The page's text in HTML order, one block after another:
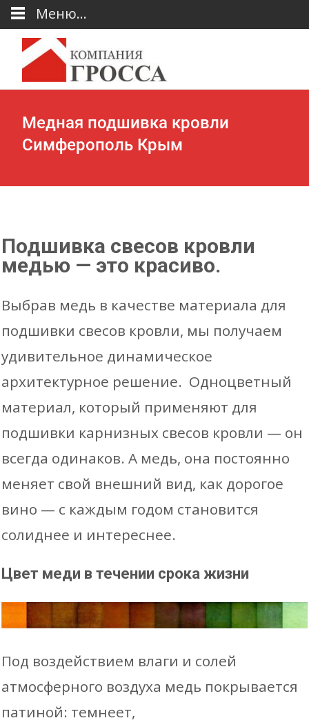
Медная подшивка кровли
Симферополь Крым
Подшивка свесов кровли
медью — это красиво.
Выбрав медь в качестве материала для
подшивки свесов кровли, мы получаем
удивительное динамическое
архитектурное решение. Одноцветный
материал, который применяют для
подшивки карнизных свесов кровли — он
всегда одинаков. А медь, она постоянно
меняет свой внешний вид, как дорогое
вино — с каждым годом становится
солиднее и интереснее.
Цвет меди в течении срока жизни
Под воздействием влаги и солей
атмосферного воздуха медь покрывается
патиной: темнеет,
Меню...